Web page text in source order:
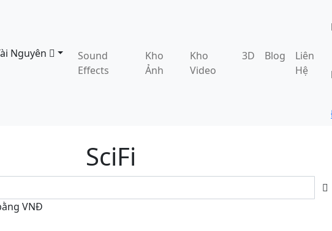
Nguyên
Sound
Effects
Kho
Ảnh
Kho
Video
3D Blog
Liên
Hệ
SciFi
VNĐ